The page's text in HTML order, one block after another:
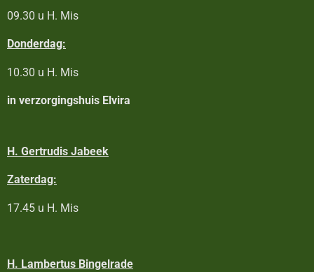
09.30 u H. Mis
Donderdag:
10.30 u H. Mis
in verzorgingshuis Elvira
H. Gertrudis Jabeek
Zaterdag:
17.45 u H. Mis
H. Lambertus Bingelrade